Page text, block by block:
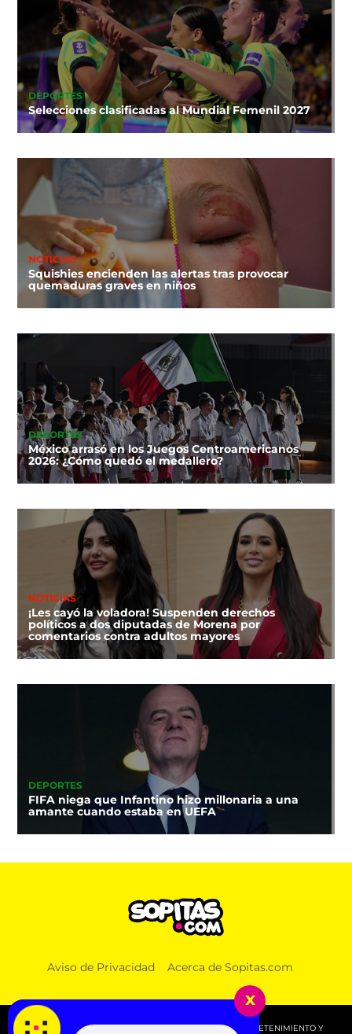
DEPORTES
Selecciones clasificadas al Mundial Femenil 2027
NOTICIAS
Squishies encienden las alertas tras provocar
quemaduras graves en niños
DEPORTES
México arrasó en los Juegos Centroamericanos
2026: ¿Cómo quedó el medallero?
NOTICIAS
¡Les cayó la voladora! Suspenden derechos
políticos a dos diputadas de Morena por
comentarios contra adultos mayores
DEPORTES
FIFA niega que Infantino hizo millonaria a una
amante cuando estaba en UEFA
Aviso de Privacidad Acerca de Sopitas.com
© 2026 SOPITAS.COM - MÚSICA, NOTICIAS, DEPORTES, ENTRETENIMIENTO Y
x